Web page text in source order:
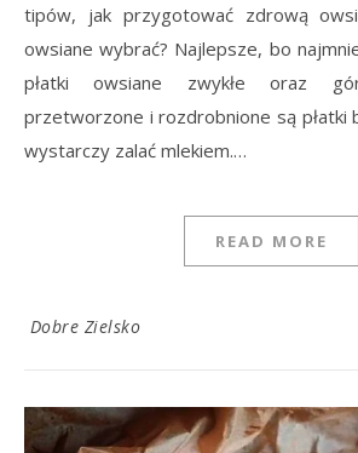
tipów, jak przygotować zdrową
owsiane wybrać? Najlepsze, bo
płatki owsiane zwykłe oraz
przetworzone i rozdrobnione są płatki
wystarczy zalać mlekiem.…
READ MORE
Dobre Zielsko